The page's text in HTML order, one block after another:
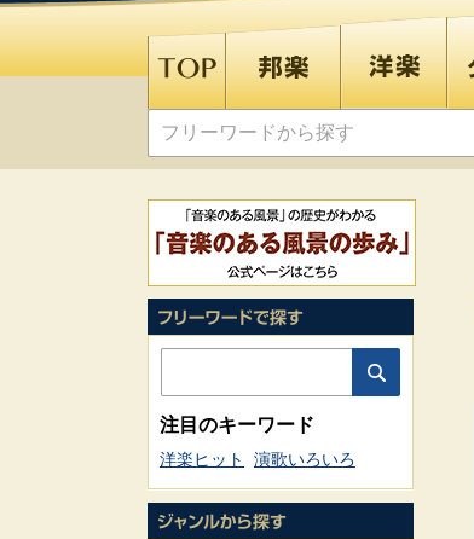
注目のキーワード
洋楽ヒット 演歌いろいろ